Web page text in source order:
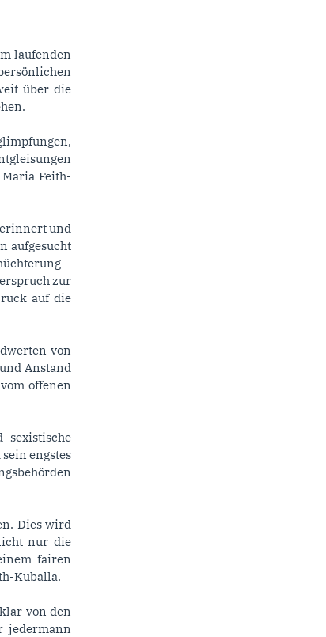
laufenden
über die
Feith-
erinnert und
aufgesucht
-
zur
auf die
von
Anstand
offenen
sexistische
engstes
Dies wird
nur die
fairen
Kuballa.
von den
jedermann